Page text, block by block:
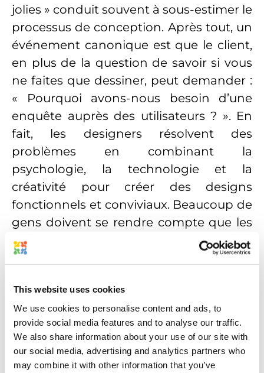
This website uses cookies
We use cookies to personalise content and ads, to
provide social media features and to analyse our traffic.
We also share information about your use of our site with
our social media, advertising and analytics partners who
may combine it with other information that you’ve
jolies » conduit souvent à sous-estimer le
processus de conception. Après tout, un
événement canonique est que le client,
en plus de la question de savoir si vous
ne faites que dessiner, peut demander :
« Pourquoi avons-nous besoin d’une
enquête auprès des utilisateurs ? ». En
fait, les designers résolvent des
problèmes en combinant la
psychologie, la technologie et la
créativité pour créer des designs
fonctionnels et conviviaux. Beaucoup de
gens doivent se rendre compte que les
concepteurs mènent souvent des
entretiens, étudient le comportement
prototypes avant de finaliser un projet.
Un article entier sur notre blog est
consacré à qui est un concepteur
intelligent et à ce qu’il fait.